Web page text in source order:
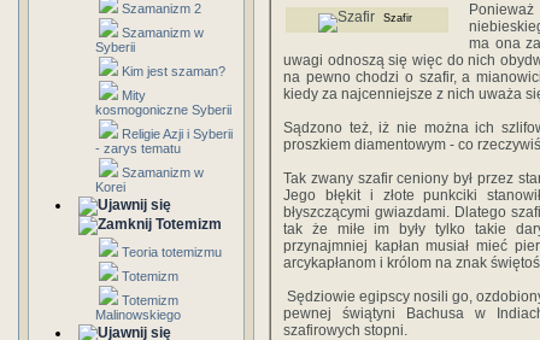
Szamanizm 2
Szamanizm w
Syberii
Kim jest szaman?
Mity
kosmogoniczne Syberii
Religie Azji i Syberii
- zarys tematu
Szamanizm w
Korei
Totemizm
Teoria totemizmu
Totemizm
Totemizm
Malinowskiego
Szafir
ma ona
uwagi odnoszą się więc do nich
na pewno chodzi o szafir, a
kiedy za najcenniejsze z nich uważa
Sądzono też, iż nie można ich
proszkiem diamentowym - co
Tak zwany szafir ceniony był przez
Jego błękit i złote punkciki
błyszczącymi gwiazdami. Dlatego
tak że miłe im były tylko takie
przynajmniej kapłan musiał mieć
arcykapłanom i królom na znak
Sędziowie egipscy nosili go,
pewnej świątyni Bachusa w
szafirowych stopni.